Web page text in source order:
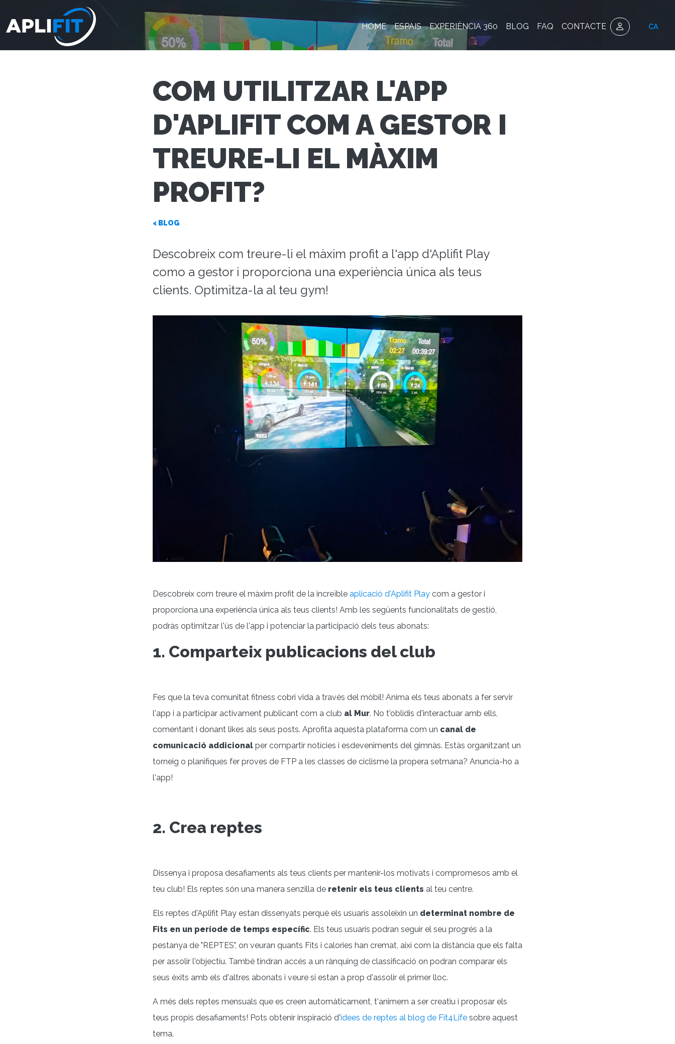
HOME ESPAIS EXPERIÈNCIA 360 BLOG FAQ CONTACTE CA
COM UTILITZAR L'APP
D'APLIFIT COM A GESTOR I
TREURE-LI EL MÀXIM
PROFIT?
< BLOG
Descobreix com treure-li el màxim profit a l'app d'Aplifit Play
como a gestor i proporciona una experiència única als teus
clients. Optimitza-la al teu gym!
Descobreix com treure el màxim profit de la increïble aplicació d'Aplifit Play com a gestor i
proporciona una experiència única als teus clients! Amb les següents funcionalitats de gestió,
podràs optimitzar l'ús de l'app i potenciar la participació dels teus abonats:
1. Comparteix publicacions del club
Fes que la teva comunitat fitness cobri vida a través del mòbil! Anima els teus abonats a fer servir
l'app i a participar activament publicant com a club al Mur. No t'oblidis d'interactuar amb ells,
comentant i donant likes als seus posts. Aprofita aquesta plataforma com un canal de
comunicació addicional per compartir notícies i esdeveniments del gimnàs. Estàs organitzant un
torneig o planifiques fer proves de FTP a les classes de ciclisme la propera setmana? Anuncia-ho a
l'app!
2. Crea reptes
Dissenya i proposa desafiaments als teus clients per mantenir-los motivats i compromesos amb el
teu club! Els reptes són una manera senzilla de retenir els teus clients al teu centre.
Els reptes d'Aplifit Play estan dissenyats perquè els usuaris assoleixin un determinat nombre de
Fits en un període de temps específic. Els teus usuaris podran seguir el seu progrés a la
pestanya de "REPTES", on veuran quants Fits i calories han cremat, així com la distància que els falta
per assolir l'objectiu. També tindran accés a un rànquing de classificació on podran comparar els
seus èxits amb els d'altres abonats i veure si estan a prop d'assolir el primer lloc.
A més dels reptes mensuals que es creen automàticament, t'animem a ser creatiu i proposar els
teus propis desafiaments! Pots obtenir inspiració d'idees de reptes al blog de Fit4Life sobre aquest
tema.